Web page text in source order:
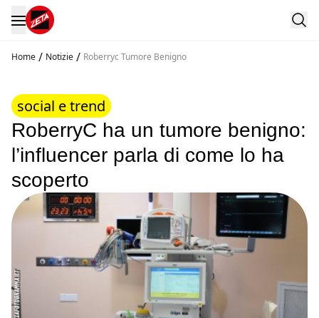
Home / Notizie / Roberryc Tumore Benigno
social e trend
RoberryC ha un tumore benigno:
l’influencer parla di come lo ha
scoperto